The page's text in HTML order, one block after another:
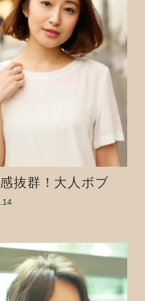
抜群！大人ボブ